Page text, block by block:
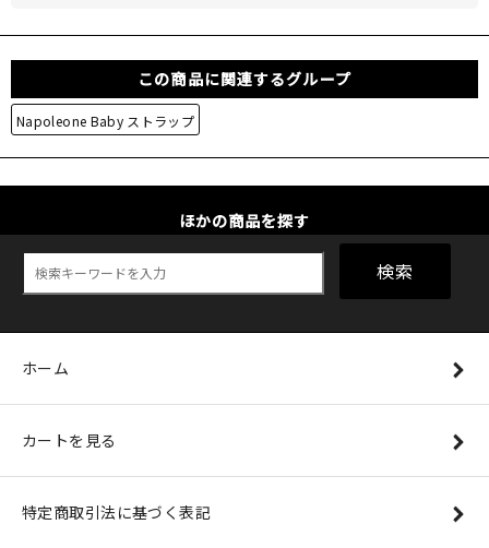
この商品に関連するグループ
Napoleone Baby ストラップ
ほかの商品を探す
検索
ホーム
カートを見る
特定商取引法に基づく表記